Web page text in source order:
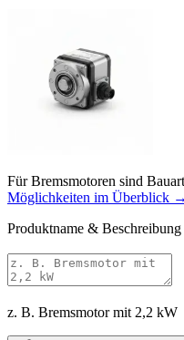
Für Bremsmotoren sind
Möglichkeiten im Überblick →
Produktname & Beschreibung
z. B. Bremsmotor mit 2,2 kW